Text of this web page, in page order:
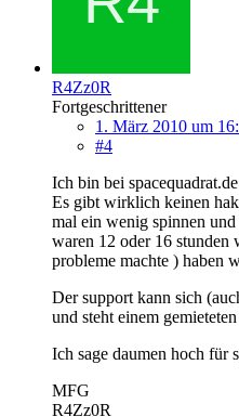
R4Zz0R
Fortgeschrittener
1. März 2010 um
#4
Ich bin bei
Es gibt wirklich keinen
mal ein wenig spinnen
waren 12 oder 16 stunden
probleme machte ) haben
Der support kann sich
und steht einem
Ich sage daumen hoch für
MFG
R4Zz0R